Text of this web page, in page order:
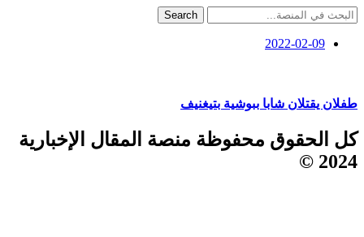
Search
2022-02-09
طفلان يقتلان شابا ببوشية بتيغنيف
كل الحقوق محفوظة منصة المقال الإخبارية
2024 ©